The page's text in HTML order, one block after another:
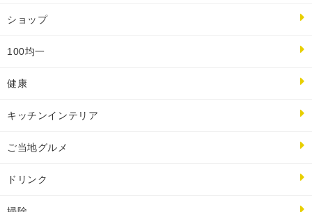
ショップ
100均一
健康
キッチンインテリア
ご当地グルメ
ドリンク